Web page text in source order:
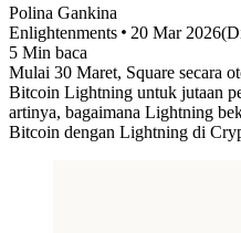
Polina Gankina
Enlightenments
20 Mar 2026(
5 Min baca
Mulai 30 Maret, Square secara
Bitcoin Lightning untuk jutaan
artinya, bagaimana Lightning
Bitcoin dengan Lightning di